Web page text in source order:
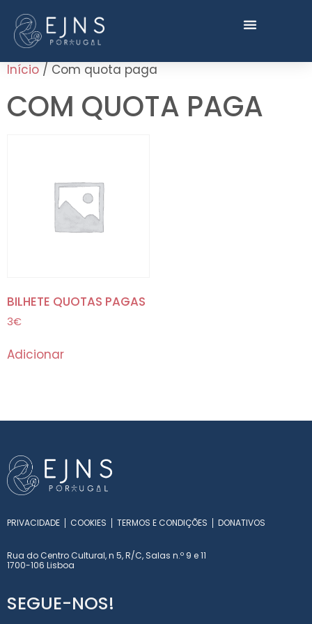
Início / Com quota paga
COM QUOTA PAGA
BILHETE QUOTAS PAGAS
3€
Adicionar
PRIVACIDADE COOKIES TERMOS E CONDIÇÕES DONATIVOS
Rua do Centro Cultural, n 5, R/C, Salas n.º 9 e 11
1700-106 Lisboa
SEGUE-NOS!